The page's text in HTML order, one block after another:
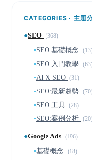
CATEGORIES · 主題
●SEO (368)
▪SEO:基礎概念 (13)
▪SEO:入門教學 (63)
▪AI X SEO (31)
▪SEO:最新趨勢 (70)
▪SEO:工具 (28)
▪SEO:案例分析 (20)
●Google Ads (196)
▪基礎概念 (18)